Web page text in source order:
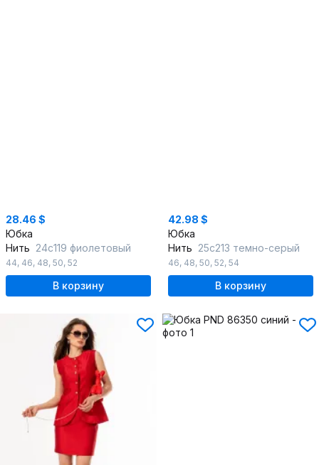
28.46 $
Юбка
Нить 24с119 фиолетовый
44, 46, 48, 50, 52
В корзину
42.98 $
Юбка
Нить 25с213 темно-серый
46, 48, 50, 52, 54
В корзину